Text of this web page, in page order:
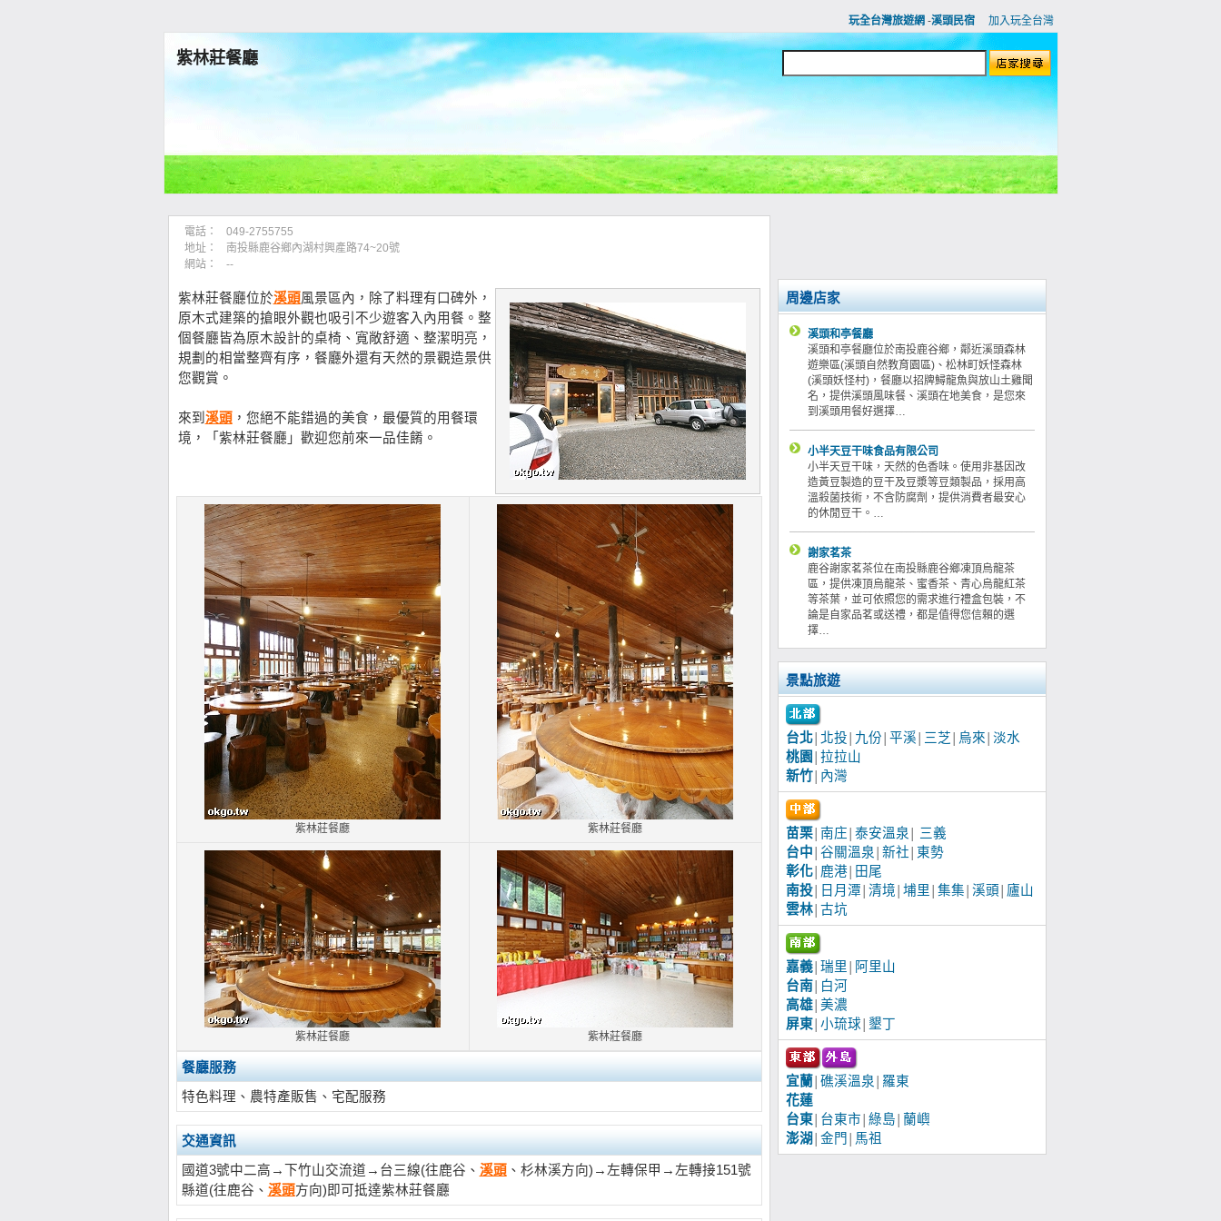
玩全台灣旅遊網 -溪頭民宿 加入玩全台灣
紫林莊餐廳
電話：
049-2755755
地址：
南投縣鹿谷鄉內湖村興產路74~20號
網站：
--
紫林莊餐廳位於溪頭風景區內，除了料理有口碑外，
原木式建築的搶眼外觀也吸引不少遊客入內用餐。整
個餐廳皆為原木設計的桌椅、寬敞舒適、整潔明亮，
規劃的相當整齊有序，餐廳外還有天然的景觀造景供
您觀賞。
來到 溪頭 ，您絕不能錯過的美食，最優質的用餐環
境，「紫林莊餐廳」歡迎您前來一品佳餚。
紫林莊餐廳 紫林莊餐廳
紫林莊餐廳 紫林莊餐廳
餐廳服務
特色料理、農特產販售、宅配服務
交通資訊
國道3號中二高→下竹山交流道→台三線(往鹿谷、 溪頭 、杉林溪方向)→左轉保甲→左轉接151號
縣道(往鹿谷、 溪頭方向)即可抵達紫林莊餐廳
周邊店家
溪頭和亭餐廳
溪頭和亭餐廳位於南投鹿谷鄉，鄰近溪頭森林
遊樂區(溪頭自然教育園區)、松林町妖怪森林
(溪頭妖怪村)，餐廳以招牌鱘龍魚與放山土雞聞
名，提供溪頭風味餐、溪頭在地美食，是您來
到溪頭用餐好選擇…
小半天豆干味食品有限公司
小半天豆干味，天然的色香味。使用非基因改
造黃豆製造的豆干及豆漿等豆類製品，採用高
溫殺菌技術，不含防腐劑，提供消費者最安心
的休閒豆干。…
謝家茗茶
鹿谷謝家茗茶位在南投縣鹿谷鄉凍頂烏龍茶
區，提供凍頂烏龍茶、蜜香茶、青心烏龍紅茶
等茶葉，並可依照您的需求進行禮盒包裝，不
論是自家品茗或送禮，都是值得您信賴的選
擇…
景點旅遊
台北│ 北投 九份 平溪 三芝 烏來 淡水
桃園
拉拉山
新竹 內灣
苗栗│ 南庄 泰安溫泉
三義
台中 谷關溫泉 新社
東勢
彰化│ 鹿港│
田尾
南投│ 日月潭 清境 埔里 集集 溪頭
廬山
雲林│ 古坑
嘉義│ 瑞里
阿里山
台南
白河
高雄│ 美濃
屏東 小琉球 墾丁
宜蘭 礁溪溫泉
羅東
花蓮
台東 台東市 綠島
蘭嶼
澎湖
金門 馬祖